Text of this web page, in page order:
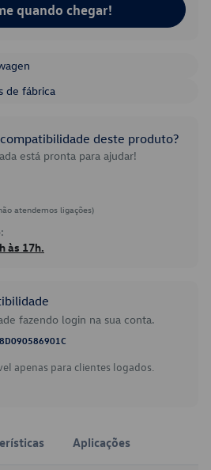
quando chegar!
de fábrica
deste produto?
está pronta para ajudar!
atendemos ligações)
às 17h.
fazendo login na sua conta.
8D090586901C
apenas para clientes logados.
Aplicações